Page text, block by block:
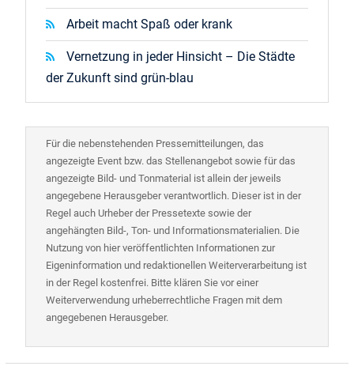
Arbeit macht Spaß oder krank
Vernetzung in jeder Hinsicht – Die Städte
der Zukunft sind grün-blau
Für die nebenstehenden Pressemitteilungen, das
angezeigte Event bzw. das Stellenangebot sowie für das
angezeigte Bild- und Tonmaterial ist allein der jeweils
angegebene Herausgeber verantwortlich. Dieser ist in der
Regel auch Urheber der Pressetexte sowie der
angehängten Bild-, Ton- und Informationsmaterialien. Die
Nutzung von hier veröffentlichten Informationen zur
Eigeninformation und redaktionellen Weiterverarbeitung ist
in der Regel kostenfrei. Bitte klären Sie vor einer
Weiterverwendung urheberrechtliche Fragen mit dem
angegebenen Herausgeber.